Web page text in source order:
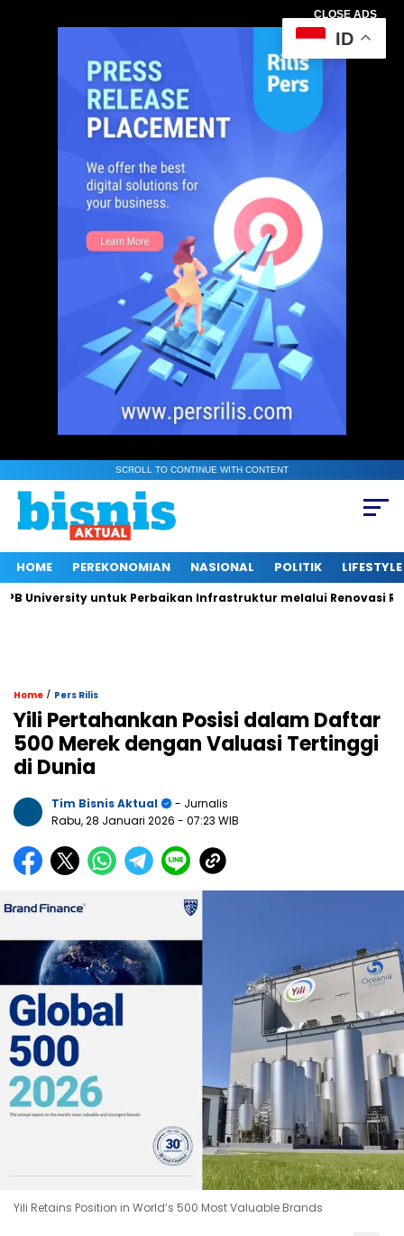
CLOSE ADS
SCROLL TO CONTINUE WITH CONTENT
HOME PEREKONOMIAN NASIONAL POLITIK LIFESTYLE
untuk Perbaikan Infrastruktur melalui Renovasi
Home / Pers Rilis
Yili Pertahankan Posisi dalam Daftar
500 Merek dengan Valuasi Tertinggi
di Dunia
Tim Bisnis Aktual
- Jurnalis
Rabu, 28 Januari 2026 - 07:23 WIB
Yili Retains Position in World’s 500 Most Valuable Brands
ID